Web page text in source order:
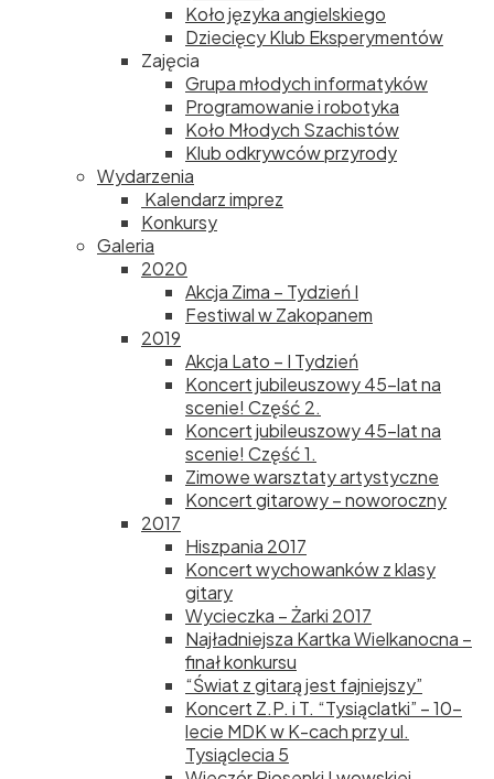
Koło języka angielskiego
Dziecięcy Klub Eksperymentów
Zajęcia
Grupa młodych informatyków
Programowanie i robotyka
Koło Młodych Szachistów
Klub odkrywców przyrody
Wydarzenia
Kalendarz imprez
Konkursy
Galeria
2020
Akcja Zima – Tydzień I
Festiwal w Zakopanem
2019
Akcja Lato – I Tydzień
Koncert jubileuszowy 45-lat na
scenie! Część 2.
Koncert jubileuszowy 45-lat na
scenie! Część 1.
Zimowe warsztaty artystyczne
Koncert gitarowy – noworoczny
2017
Hiszpania 2017
Koncert wychowanków z klasy
gitary
Wycieczka – Żarki 2017
Najładniejsza Kartka Wielkanocna –
finał konkursu
“Świat z gitarą jest fajniejszy”
Koncert Z.P. i T. “Tysiąclatki” – 10-
lecie MDK w K-cach przy ul.
Tysiąclecia 5